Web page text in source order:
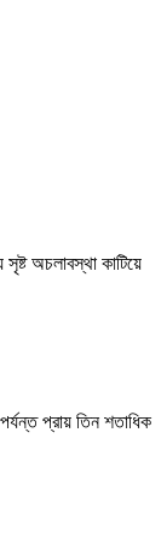
অচলাবস্থা কাটিয়ে
প্রায় তিন শতাধিক